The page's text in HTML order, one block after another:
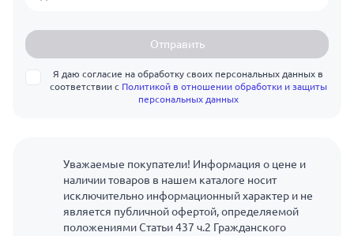
Отправить
Я даю согласие на обработку своих персональных данных в
соответствии с Политикой в отношении обработки и защиты
персональных данных
Уважаемые покупатели! Информация о цене и
наличии товаров в нашем каталоге носит
исключительно информационный характер и не
является публичной офертой, определяемой
положениями Статьи 437 ч.2 Гражданского